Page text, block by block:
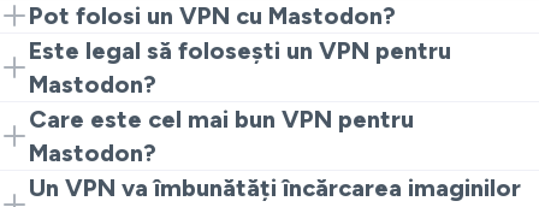
Pot folosi un VPN cu Mastodon?
Da. Instalați VeePN, conectați-vă la un server apropiat
și deschideți instanța voastră. Acest setup simplu vă
oferă o cale privată și stabilă.
Este legal să folosești un VPN pentru
Mastodon?
În multe țări, da. Un VPN protejează confidențialitatea
pe rețelele publice. Verificați regulile locale și urmați
Care este cel mai bun VPN pentru
Mastodon?
Căutați servere rapide, protocoale moderne și o clară
Un VPN va îmbunătăți încărcarea imaginilor